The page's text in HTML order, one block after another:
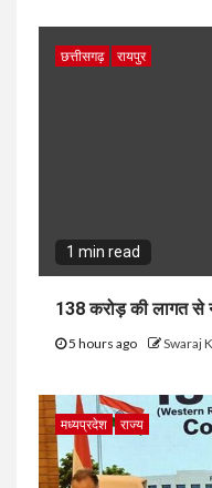
छत्तीसगढ़ रायपुर
1 min read
138 करोड़ की लागत से
5 hours ago Swaraj
मध्यप्रदेश राज्य